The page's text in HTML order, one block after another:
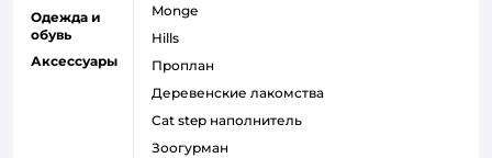
Одежда и
обувь
Аксессуары
monge
hills
проплан
деревенские лакомства
cat step наполнитель
зоогурман